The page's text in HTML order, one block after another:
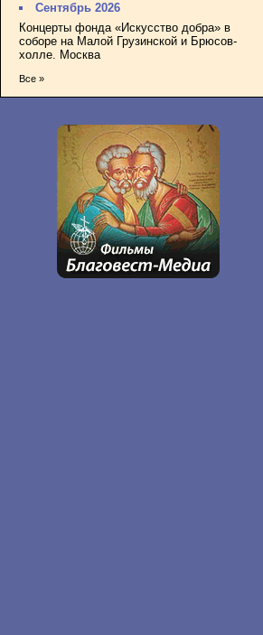
Сентябрь 2026
Концерты фонда «Искусство добра» в
соборе на Малой Грузинской и Брюсов-
холле. Москва
Все »